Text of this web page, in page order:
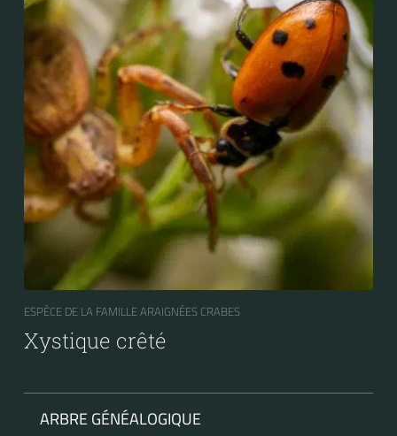
ESPÈCE DE LA FAMILLE ARAIGNÉES CRABES
Xystique crêté
ARBRE GÉNÉALOGIQUE